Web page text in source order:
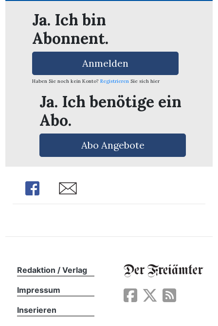
Ja. Ich bin
Abonnent.
Anmelden
Haben Sie noch kein Konto? Registrieren Sie sich hier
Ja. Ich benötige ein
Abo.
Abo Angebote
Share Share
Redaktion / Verlag
Impressum
Inserieren